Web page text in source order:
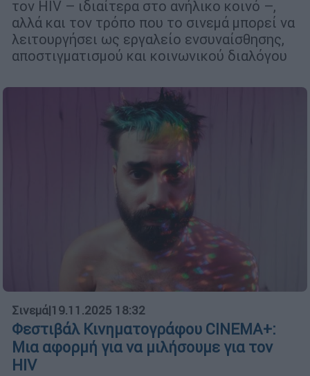
τον HIV – ιδιαίτερα στο ανήλικο κοινό –,
αλλά και τον τρόπο που το σινεμά μπορεί να
λειτουργήσει ως εργαλείο ενσυναίσθησης,
αποστιγματισμού και κοινωνικού διαλόγου
Σινεμά|19.11.2025 18:32
Φεστιβάλ Κινηματογράφου CINEMA+:
Μια αφορμή για να μιλήσουμε για τον
HIV